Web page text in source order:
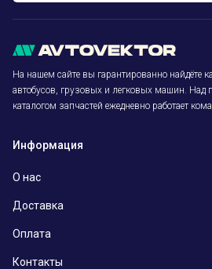
На нашем сайте вы гарантированно найдёте
автобусов, грузовых и легковых машин.
каталогом запчастей ежедневно работает
Информация
О нас
Доставка
Оплата
Контакты